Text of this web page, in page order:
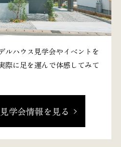
ルハウス見学会やイベントを
際に足を運んで体感してみて
学会情報を見る